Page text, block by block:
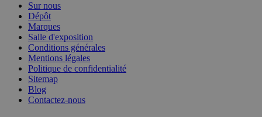
Sur nous
Dépôt
Marques
Salle d'exposition
Conditions générales
Mentions légales
Politique de confidentialité
Sitemap
Blog
Contactez-nous